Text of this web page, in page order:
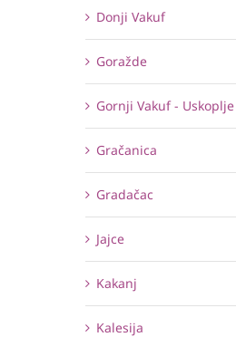
Donji Vakuf
Goražde
Gornji Vakuf - Uskoplje
Gračanica
Gradačac
Jajce
Kakanj
Kalesija